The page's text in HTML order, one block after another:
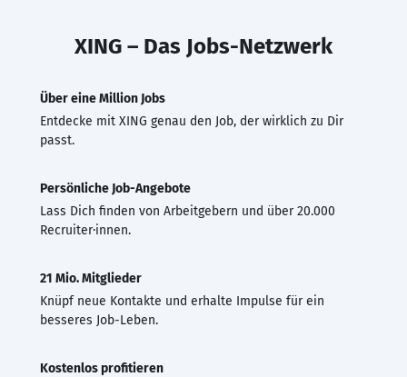
XING – Das Jobs-Netzwerk
Über eine Million Jobs
Entdecke mit XING genau den Job, der wirklich zu Dir
passt.
Persönliche Job-Angebote
Lass Dich finden von Arbeitgebern und über 20.000
Recruiter·innen.
21 Mio. Mitglieder
Knüpf neue Kontakte und erhalte Impulse für ein
besseres Job-Leben.
Kostenlos profitieren